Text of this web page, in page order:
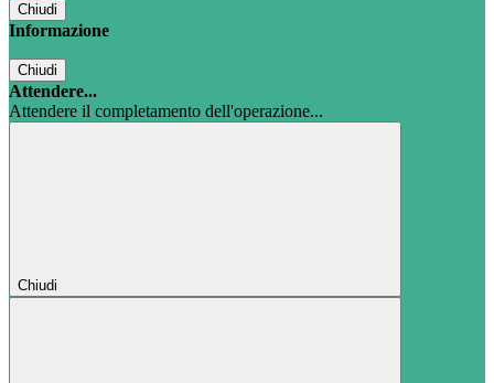
Chiudi
Informazione
Chiudi
Attendere...
Attendere il completamento dell'operazione...
Chiudi